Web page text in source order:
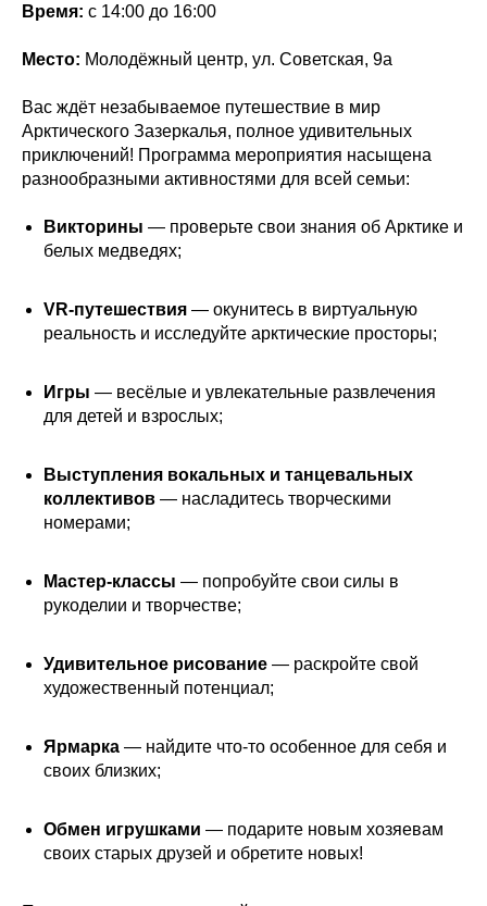
Время: с 14:00 до 16:00
Место: Молодёжный центр, ул. Советская, 9а
Вас ждёт незабываемое путешествие в мир
Арктического Зазеркалья, полное удивительных
приключений! Программа мероприятия насыщена
разнообразными активностями для всей семьи:
Викторины — проверьте свои знания об Арктике и
белых медведях;
VR-путешествия — окунитесь в виртуальную
реальность и исследуйте арктические просторы;
Игры — весёлые и увлекательные развлечения
для детей и взрослых;
Выступления вокальных и танцевальных
коллективов — насладитесь творческими
номерами;
Мастер-классы — попробуйте свои силы в
рукоделии и творчестве;
Удивительное рисование — раскройте свой
художественный потенциал;
Ярмарка — найдите что-то особенное для себя и
своих близких;
Обмен игрушками — подарите новым хозяевам
своих старых друзей и обретите новых!